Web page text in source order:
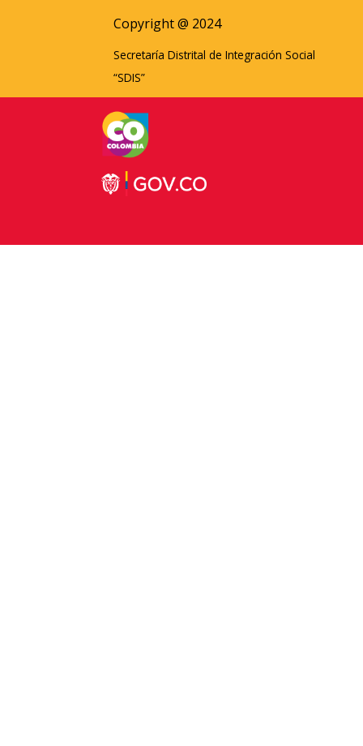
Copyright @ 2024
Secretaría Distrital de Integración Social
“SDIS”